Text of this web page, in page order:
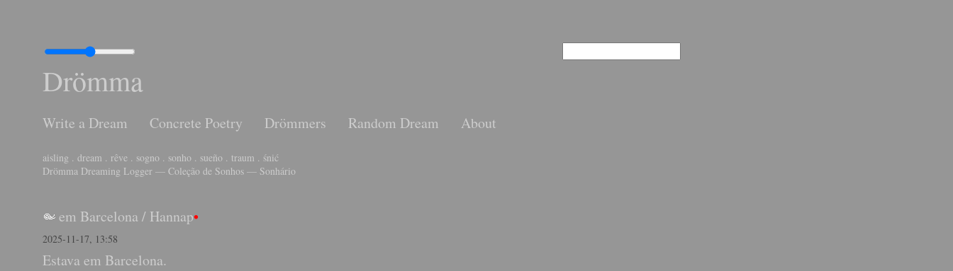
Drömma
Write a Dream Concrete Poetry Drömmers Random Dream About
aisling . dream . rêve . sogno . sonho . sueño . traum . śnić
Drömma Dreaming Logger — Coleção de Sonhos — Sonhário
em Barcelona / Hannap•
2025-11-17, 13:58
Estava em Barcelona.